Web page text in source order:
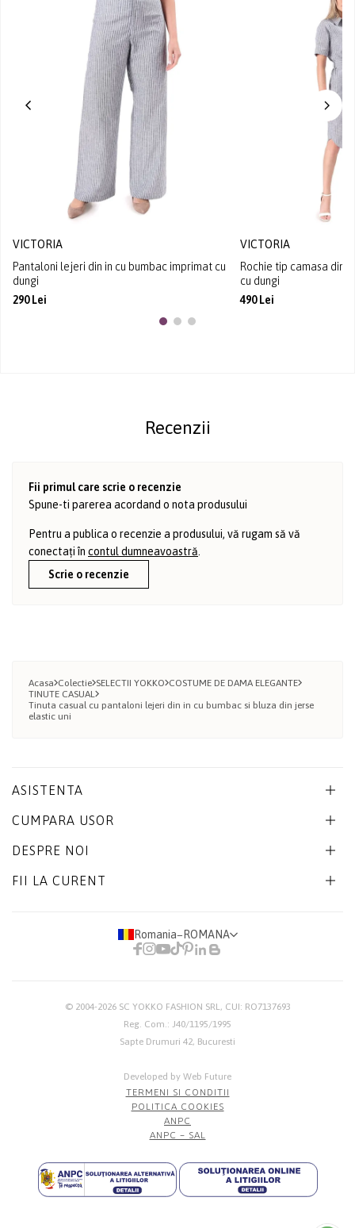
VICTORIA
Pantaloni lejeri din in cu bumbac imprimat cu
dungi
290 Lei
VICTORIA
Rochie tip camasa din
cu dungi
490 Lei
Recenzii
Fii primul care scrie o recenzie
Spune-ti parerea acordand o nota produsului
Pentru a publica o recenzie a produsului, vă rugam să vă
conectați în contul dumneavoastră.
Scrie o recenzie
Acasa Colectie SELECTII YOKKO COSTUME DE DAMA ELEGANTE
TINUTE CASUAL
Tinuta casual cu pantaloni lejeri din in cu bumbac si bluza din jerse
elastic uni
ASISTENTA
CUMPARA USOR
DESPRE NOI
FII LA CURENT
Romania− ROMANA
© 2004-2026 SC YOKKO FASHION SRL, CUI: RO7137693
Reg. Com.: J40/1195/1995
Sapte Drumuri 42, Bucuresti
Developed by Web Future
TERMENI SI CONDITII
POLITICA COOKIES
ANPC
ANPC – SAL